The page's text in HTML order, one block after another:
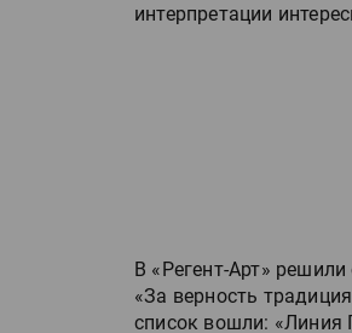
интерпретации
В «Регент-Арт»
«За верность
список вошли: «Линия